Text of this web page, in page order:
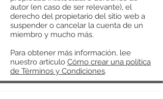
autor (en caso de ser relevante), el
derecho del propietario del sitio web a
suspender o cancelar la cuenta de un
miembro y mucho más.
Para obtener más información, lee
nuestro artículo Cómo crear una política
de Términos y Condiciones.